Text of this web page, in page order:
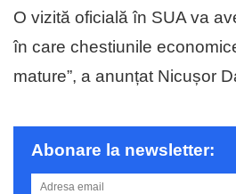
O vizită oficială în SUA va
în care chestiunile
mature”, a anunțat Nicușor
Abonare la newsletter: